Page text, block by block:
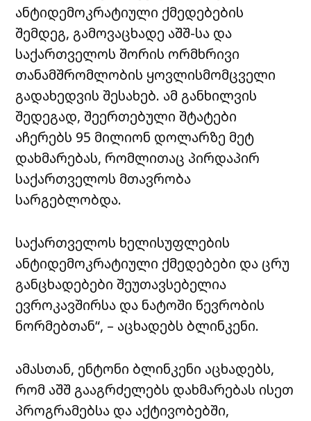
ანტიდემოკრატიული ქმედებების
შემდეგ, გამოვაცხადე აშშ-სა და
საქართველოს შორის ორმხრივი
თანამშრომლობის ყოვლისმომცველი
გადახედვის შესახებ. ამ განხილვის
შედეგად, შეერთებული შტატები
აჩერებს 95 მილიონ დოლარზე მეტ
დახმარებას, რომლითაც პირდაპირ
საქართველოს მთავრობა
სარგებლობდა.
საქართველოს ხელისუფლების
ანტიდემოკრატიული ქმედებები და ცრუ
განცხადებები შეუთავსებელია
ევროკავშირსა და ნატოში წევრობის
ნორმებთან“, – აცხადებს ბლინკენი.
ამასთან, ენტონი ბლინკენი აცხადებს,
რომ აშშ გააგრძელებს დახმარებას ისეთ
პროგრამებსა და აქტივობებში,